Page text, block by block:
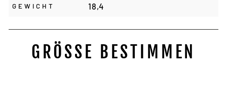
GEWICHT 18,4
GRÖSSE BESTIMMEN